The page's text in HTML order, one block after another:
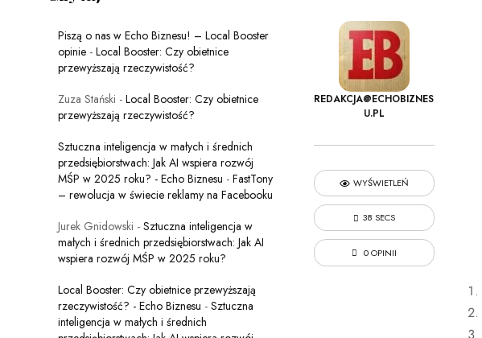
REDAKCJA@ECHOBIZNES
U.PL
WYŚWIETLEŃ
38 SECS
0 OPINII
Piszą o nas w Echo Biznesu! – Local Booster
opinie - Local Booster: Czy obietnice
przewyższają rzeczywistość?
Zuza Stański - Local Booster: Czy obietnice
przewyższają rzeczywistość?
Sztuczna inteligencja w małych i średnich
przedsiębiorstwach: Jak AI wspiera rozwój
MŚP w 2025 roku? - Echo Biznesu - FastTony
– rewolucja w świecie reklamy na Facebooku
Jurek Gnidowski - Sztuczna inteligencja w
małych i średnich przedsiębiorstwach: Jak AI
wspiera rozwój MŚP w 2025 roku?
Local Booster: Czy obietnice przewyższają
rzeczywistość? - Echo Biznesu - Sztuczna
inteligencja w małych i średnich